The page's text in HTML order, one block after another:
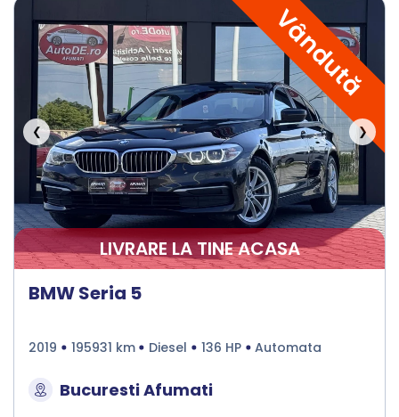
Vândută
❮ ❯
LIVRARE LA TINE ACASA
BMW Seria 5
2019 195931 km Diesel 136 HP Automata
Bucuresti Afumati